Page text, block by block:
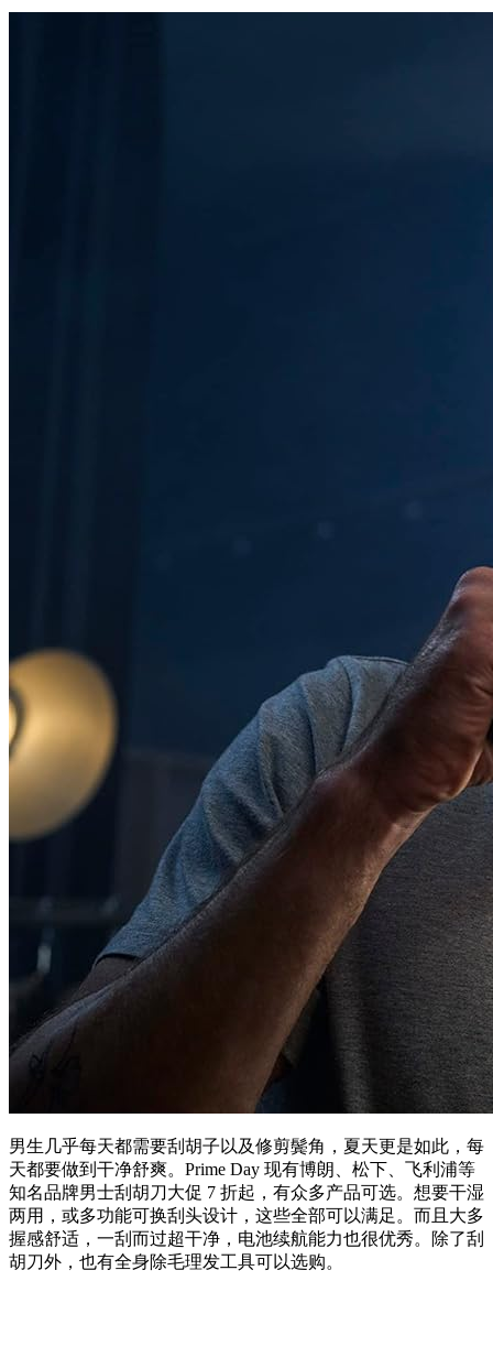
男生几乎每天都需要刮胡子以及修剪鬓角，夏天更是如此，每
天都要做到干净舒爽。Prime Day 现有博朗、松下、飞利浦等
知名品牌男士刮胡刀大促 7 折起，有众多产品可选。想要干湿
两用，或多功能可换刮头设计，这些全部可以满足。而且大多
握感舒适，一刮而过超干净，电池续航能力也很优秀。除了刮
胡刀外，也有全身除毛理发工具可以选购。